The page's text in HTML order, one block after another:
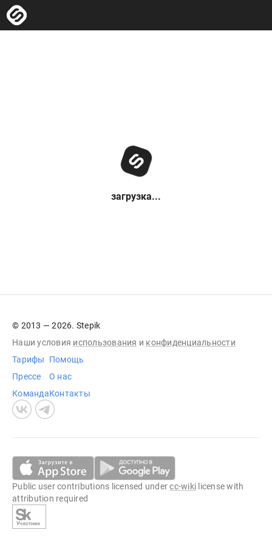
загрузка...
© 2013 — 2026. Stepik
Наши условия использования и конфиденциальности
Тарифы
Прессе
Команда
Помощь
О нас
Контакты
Public user contributions licensed undercc-wiki license with
attribution required